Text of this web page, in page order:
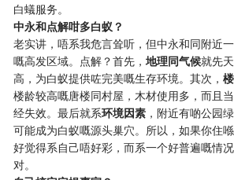
白蟻服务。
中永和点解咁多白蚁？
老实讲，唔系我危言耸听，但中永和同附近
嘅高发区域。点解？首先，地理同气候就先
高，为白蚁提供咗完美嘅生存环境。其次，
楼龄较高嘅唐楼同村屋，木材使用多，而且
经失效。最后就系环境因素 ，附近有啲公园
可能成为白蚁嘅源头巢穴。所以，如果你住
好觉得系自己唔好彩，而系一个好普遍嘅情
对。